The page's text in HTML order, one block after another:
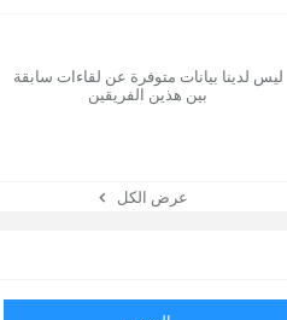
ليس لدينا بيانات متوفرة عن لقاءات سابقة
بين هذين الفريقين
عرض الكل